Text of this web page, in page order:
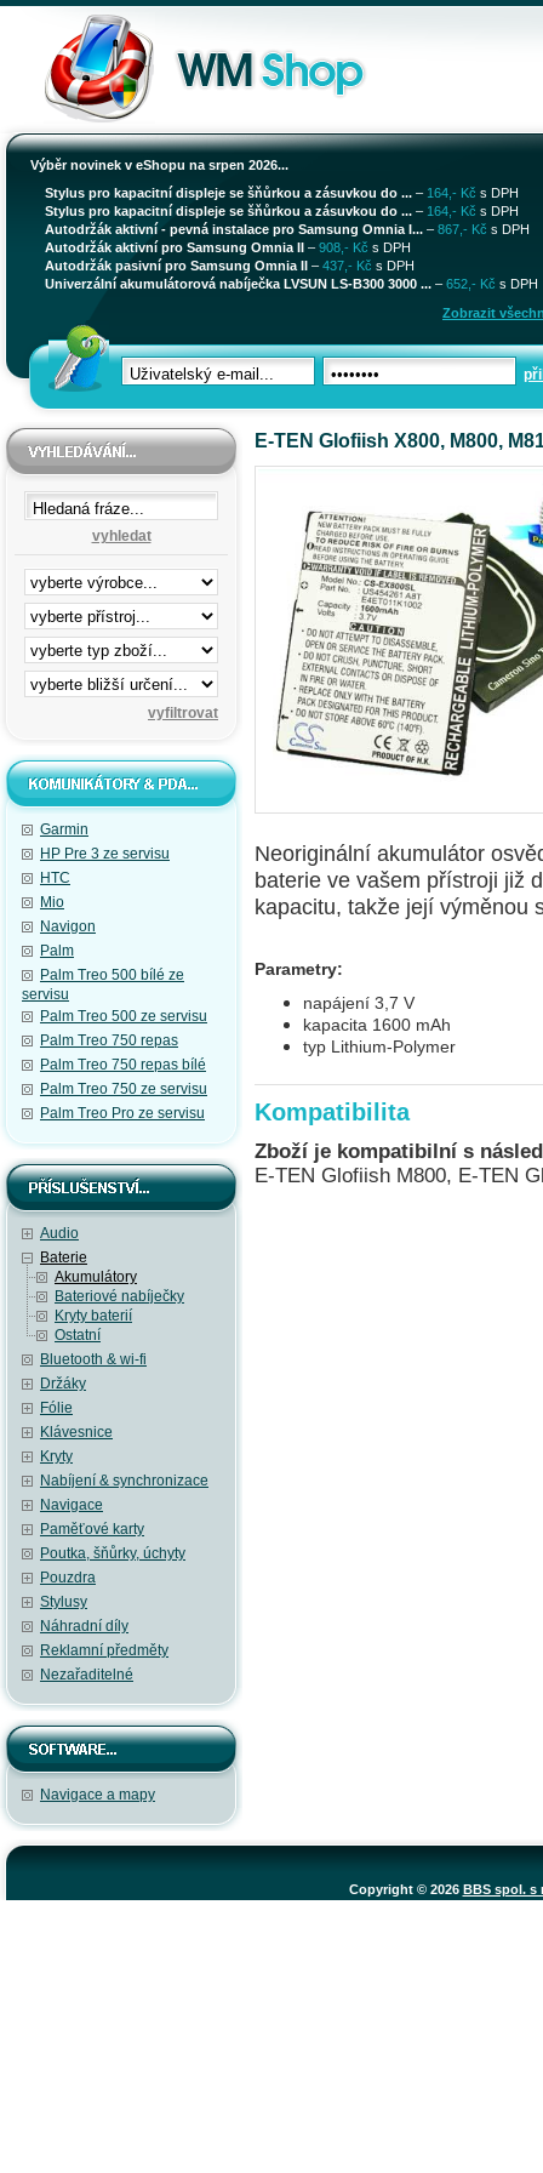
Výběr novinek v eShopu na srpen 2026...
Stylus pro kapacitní displeje se šňůrkou a zásuvkou do ... – 164,- Kč s DPH
Stylus pro kapacitní displeje se šňůrkou a zásuvkou do ... – 164,- Kč s DPH
Autodržák aktivní - pevná instalace pro Samsung Omnia I... – 867,- Kč s DPH
Autodržák aktivní pro Samsung Omnia II – 908,- Kč s DPH
Autodržák pasivní pro Samsung Omnia II – 437,- Kč s DPH
Univerzální akumulátorová nabíječka LVSUN LS-B300 3000 ... – 652,- Kč s DPH
Zobrazit
vyhledat
Garmin
HP Pre 3 ze servisu
HTC
Mio
Navigon
Palm
Palm Treo 500 bílé ze
servisu
Palm Treo 500 ze servisu
Palm Treo 750 repas
Palm Treo 750 repas bílé
Palm Treo 750 ze servisu
Palm Treo Pro ze servisu
Audio
Baterie
Akumulátory
Bateriové nabíječky
Kryty baterií
Ostatní
Bluetooth & wi-fi
Držáky
Fólie
Klávesnice
Kryty
Nabíjení & synchronizace
Navigace
Paměťové karty
Poutka, šňůrky, úchyty
Pouzdra
Stylusy
Náhradní díly
Reklamní předměty
Nezařaditelné
Navigace a mapy
E-TEN Glofiish X800, M800,
Neoriginální akumulátor
baterie ve vašem přístroji již
kapacitu, takže její výměnou
Parametry:
napájení 3,7 V
kapacita 1600 mAh
typ Lithium-Polymer
Kompatibilita
Zboží je kompatibilní s
E-TEN Glofiish M800, E-TEN
Copyright © 2026 BBS spol. s